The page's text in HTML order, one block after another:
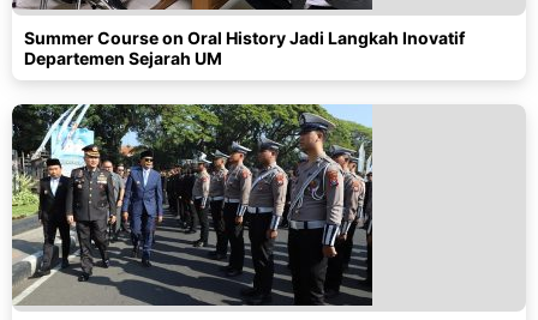
Summer Course on Oral History Jadi Langkah Inovatif
Departemen Sejarah UM